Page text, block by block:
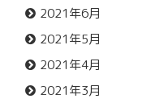
2021年6月
2021年5月
2021年4月
2021年3月